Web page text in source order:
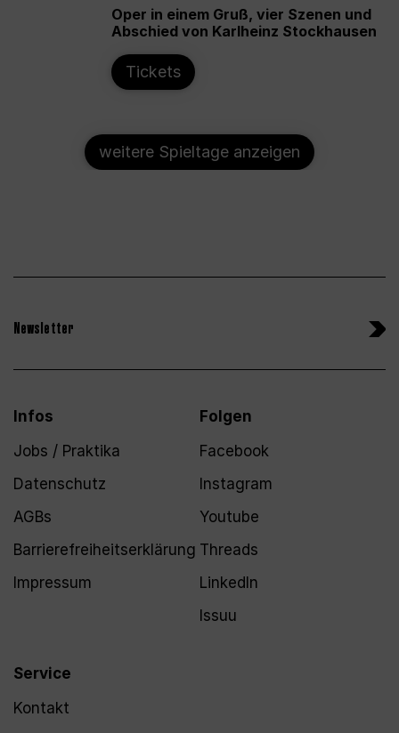
Oper in einem Gruß, vier Szenen und
Abschied von Karlheinz Stockhausen
Tickets
weitere Spieltage anzeigen
Newsletter
Infos
Jobs / Praktika
Datenschutz
AGBs
Barrierefreiheitserklärung
Impressum
Service
Kontakt
Folgen
Facebook
Instagram
Youtube
Threads
LinkedIn
Issuu